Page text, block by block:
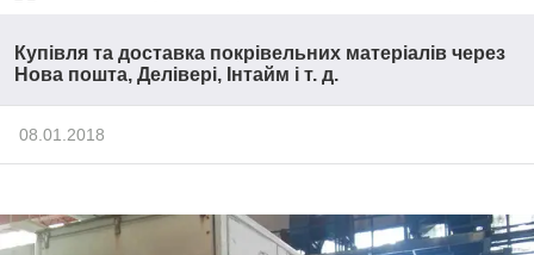
Купівля та доставка покрівельних матеріалів через
Нова пошта, Делівері, Інтайм і т. д.
08.01.2018